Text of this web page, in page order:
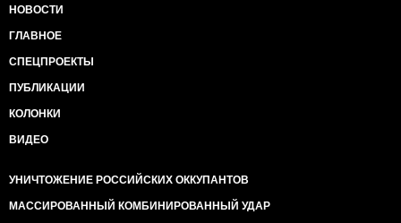
НОВОСТИ
ГЛАВНОЕ
СПЕЦПРОЕКТЫ
ПУБЛИКАЦИИ
КОЛОНКИ
ВИДЕО
УНИЧТОЖЕНИЕ РОССИЙСКИХ ОККУПАНТОВ
МАССИРОВАННЫЙ КОМБИНИРОВАННЫЙ УДАР